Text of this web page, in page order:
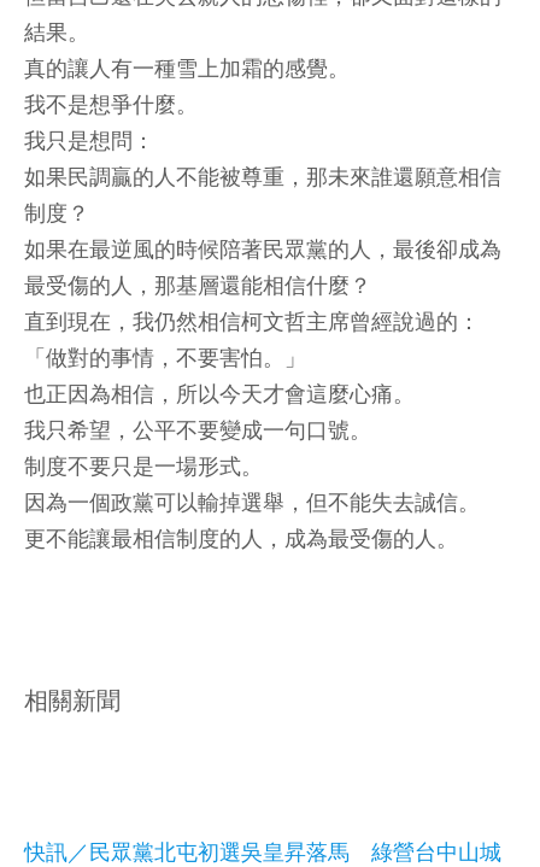
結果。
真的讓人有一種雪上加霜的感覺。
我不是想爭什麼。
我只是想問：
如果民調贏的人不能被尊重，那未來誰還願意相信
制度？
如果在最逆風的時候陪著民眾黨的人，最後卻成為
最受傷的人，那基層還能相信什麼？
直到現在，我仍然相信柯文哲主席曾經說過的：
「做對的事情，不要害怕。」
也正因為相信，所以今天才會這麼心痛。
我只希望，公平不要變成一句口號。
制度不要只是一場形式。
因為一個政黨可以輸掉選舉，但不能失去誠信。
更不能讓最相信制度的人，成為最受傷的人。
相關新聞
快訊／民眾黨北屯初選吳皇昇落馬 綠營台中山城